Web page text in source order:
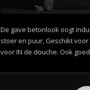
De gave betonlook oogt
stoer en puur, Geschikt
voor IN de douche. Ook